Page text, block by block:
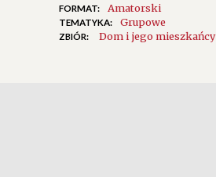
FORMAT:
Amatorski
TEMATYKA: Grupowe
ZBIÓR: Dom i jego mieszkańcy